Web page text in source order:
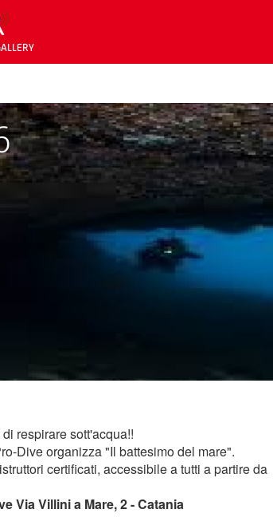
respirare sott'acqua!!
Dive organizza "Il battesimo del mare".
certificati, accessibile a tutti a partire da
Via Villini a Mare, 2 - Catania